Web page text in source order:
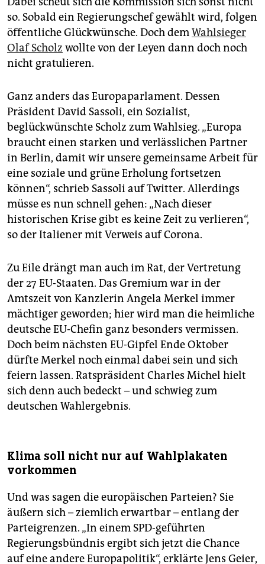
so. Sobald ein Regierungschef gewählt wird, folgen
öffentliche Glückwünsche. Doch demWahlsieger
Olaf Scholz wollte von der Leyen dann doch noch
nicht gratulieren.
Ganz anders das Europaparlament. Dessen
Präsident David Sassoli, ein Sozialist,
beglückwünschte Scholz zum Wahlsieg. „Europa
braucht einen starken und verlässlichen Partner
in Berlin, damit wir unsere gemeinsame Arbeit für
eine soziale und grüne Erholung fortsetzen
können“, schrieb Sassoli auf Twitter. Allerdings
müsse es nun schnell gehen: „Nach dieser
historischen Krise gibt es keine Zeit zu verlieren“,
so der Italiener mit Verweis auf Corona.
Zu Eile drängt man auch im Rat, der Vertretung
der 27 EU-Staaten. Das Gremium war in der
Amtszeit von Kanzlerin Angela Merkel immer
mächtiger geworden; hier wird man die heimliche
deutsche EU-Chefin ganz besonders vermissen.
Doch beim nächsten EU-Gipfel Ende Oktober
dürfte Merkel noch einmal dabei sein und sich
feiern lassen. Ratspräsident Charles Michel hielt
sich denn auch bedeckt – und schwieg zum
deutschen Wahlergebnis.
Klima soll nicht nur auf Wahlplakaten
vorkommen
Und was sagen die europäischen Parteien? Sie
äußern sich – ziemlich erwartbar – entlang der
Parteigrenzen. „In einem SPD-geführten
Regierungsbündnis ergibt sich jetzt die Chance
auf eine andere Europapolitik“, erklärte Jens Geier,